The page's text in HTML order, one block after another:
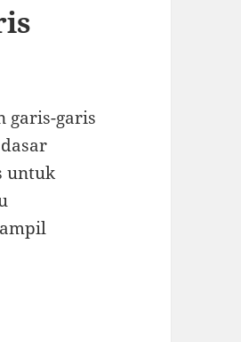
garis-garis
untuk